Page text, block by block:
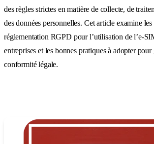
des règles strictes en matière de collecte, de
des données personnelles. Cet article examine
réglementation RGPD pour l’utilisation de l’e-
entreprises et les bonnes pratiques à adopter
conformité légale.